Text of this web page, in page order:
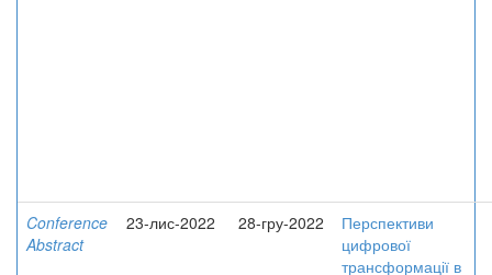
Conference
Abstract
23-лис-2022 28-гру-2022
Перспективи
цифрової
трансформації в